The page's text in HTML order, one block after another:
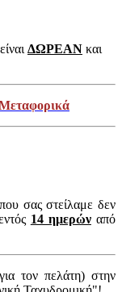
ΔΩΡΕΑΝ και
σας στείλαμε δεν
14 ημερώναπό
τον πελάτη) στην